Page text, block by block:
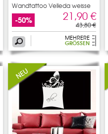
Wandtattoo Velleda weisse
-50% 21,90 €
43,80 €
MEHRERE
GRÖSSEN